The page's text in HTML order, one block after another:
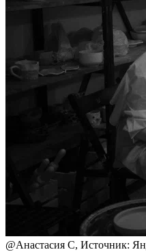
@Анастасия С, Источник: